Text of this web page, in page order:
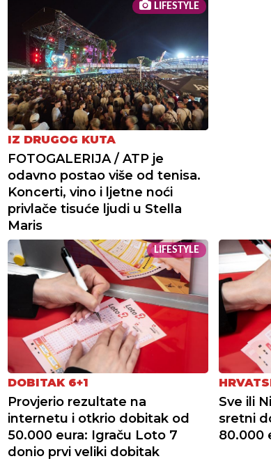
LIFESTYLE
IZ DRUGOG KUTA
FOTOGALERIJA / ATP je
odavno postao više od tenisa.
Koncerti, vino i ljetne noći
privlače tisuće ljudi u Stella
Maris
LIFESTYLE
DOBITAK 6+1
Provjerio rezultate na
internetu i otkrio dobitak od
50.000 eura: Igraču Loto 7
donio prvi veliki dobitak
Sve ili
sretni
80.000